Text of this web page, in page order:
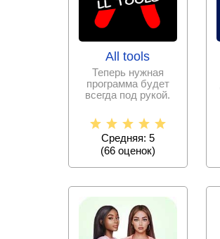
All tools
Теперь нужная
программа будет
всегда под рукой.
скачивать тысячи
Средняя: 5
(66оценок)